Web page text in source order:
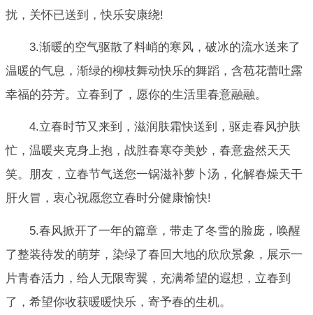
扰，关怀已送到，快乐安康绕!
3.渐暖的空气驱散了料峭的寒风，破冰的流水送来了
温暖的气息，渐绿的柳枝舞动快乐的舞蹈，含苞花蕾吐露
幸福的芬芳。立春到了，愿你的生活里春意融融。
4.立春时节又来到，滋润肤霜快送到，驱走春风护肤
忙，温暖夹克身上抱，战胜春寒夺美妙，春意盎然天天
笑。朋友，立春节气送您一锅滋补萝卜汤，化解春燥天干
肝火冒，衷心祝愿您立春时分健康愉快!
5.春风掀开了一年的篇章，带走了冬雪的脸庞，唤醒
了整装待发的萌芽，染绿了春回大地的欣欣景象，展示一
片青春活力，给人无限寄翼，充满希望的遐想，立春到
了，希望你收获暖暖快乐，寄予春的生机。